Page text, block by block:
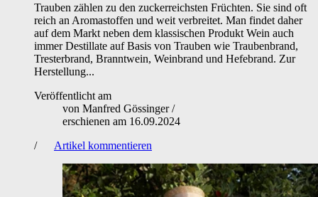
Trauben zählen zu den zuckerreichsten Früchten. Sie sind oft
reich an Aromastoffen und weit verbreitet. Man findet daher
auf dem Markt neben dem klassischen Produkt Wein auch
immer Destillate auf Basis von Trauben wie Traubenbrand,
Tresterbrand, Branntwein, Weinbrand und Hefebrand. Zur
Herstellung...
Veröffentlicht am
von Manfred Gössinger/
erschienen am 16.09.2024
/
Artikel kommentieren